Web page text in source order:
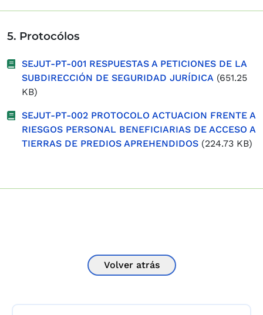
5. Protocólos
SEJUT-PT-001 RESPUESTAS A PETICIONES DE LA
SUBDIRECCIÓN DE SEGURIDAD JURÍDICA (651.25
KB)
SEJUT-PT-002 PROTOCOLO ACTUACION FRENTE A
RIESGOS PERSONAL BENEFICIARIAS DE ACCESO A
TIERRAS DE PREDIOS APREHENDIDOS (224.73 KB)
Volver atrás